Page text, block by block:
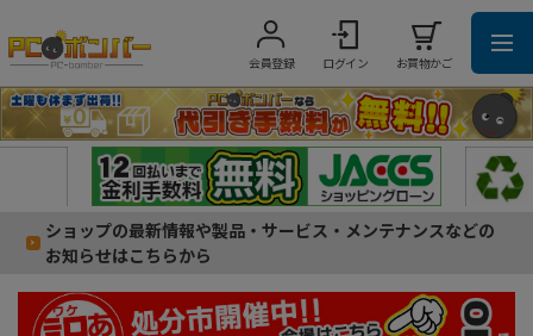
会員登録 ログイン お買物かご
ショップの最新情報や製品・サービス・メンテナンスなどの
お知らせはこちらから